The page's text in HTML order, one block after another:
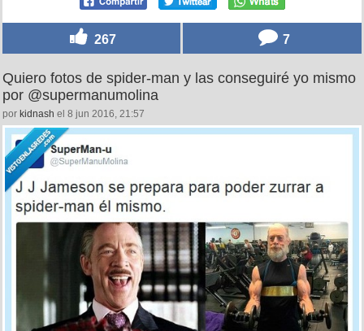
267 7
Quiero fotos de spider-man y las conseguiré yo mismo
por @supermanumolina
por kidnash el 8 jun 2016, 21:57